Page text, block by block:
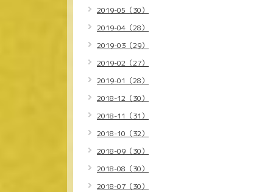
2019-05（30）
2019-04（28）
2019-03（29）
2019-02（27）
2019-01（28）
2018-12（30）
2018-11（31）
2018-10（32）
2018-09（30）
2018-08（30）
2018-07（30）